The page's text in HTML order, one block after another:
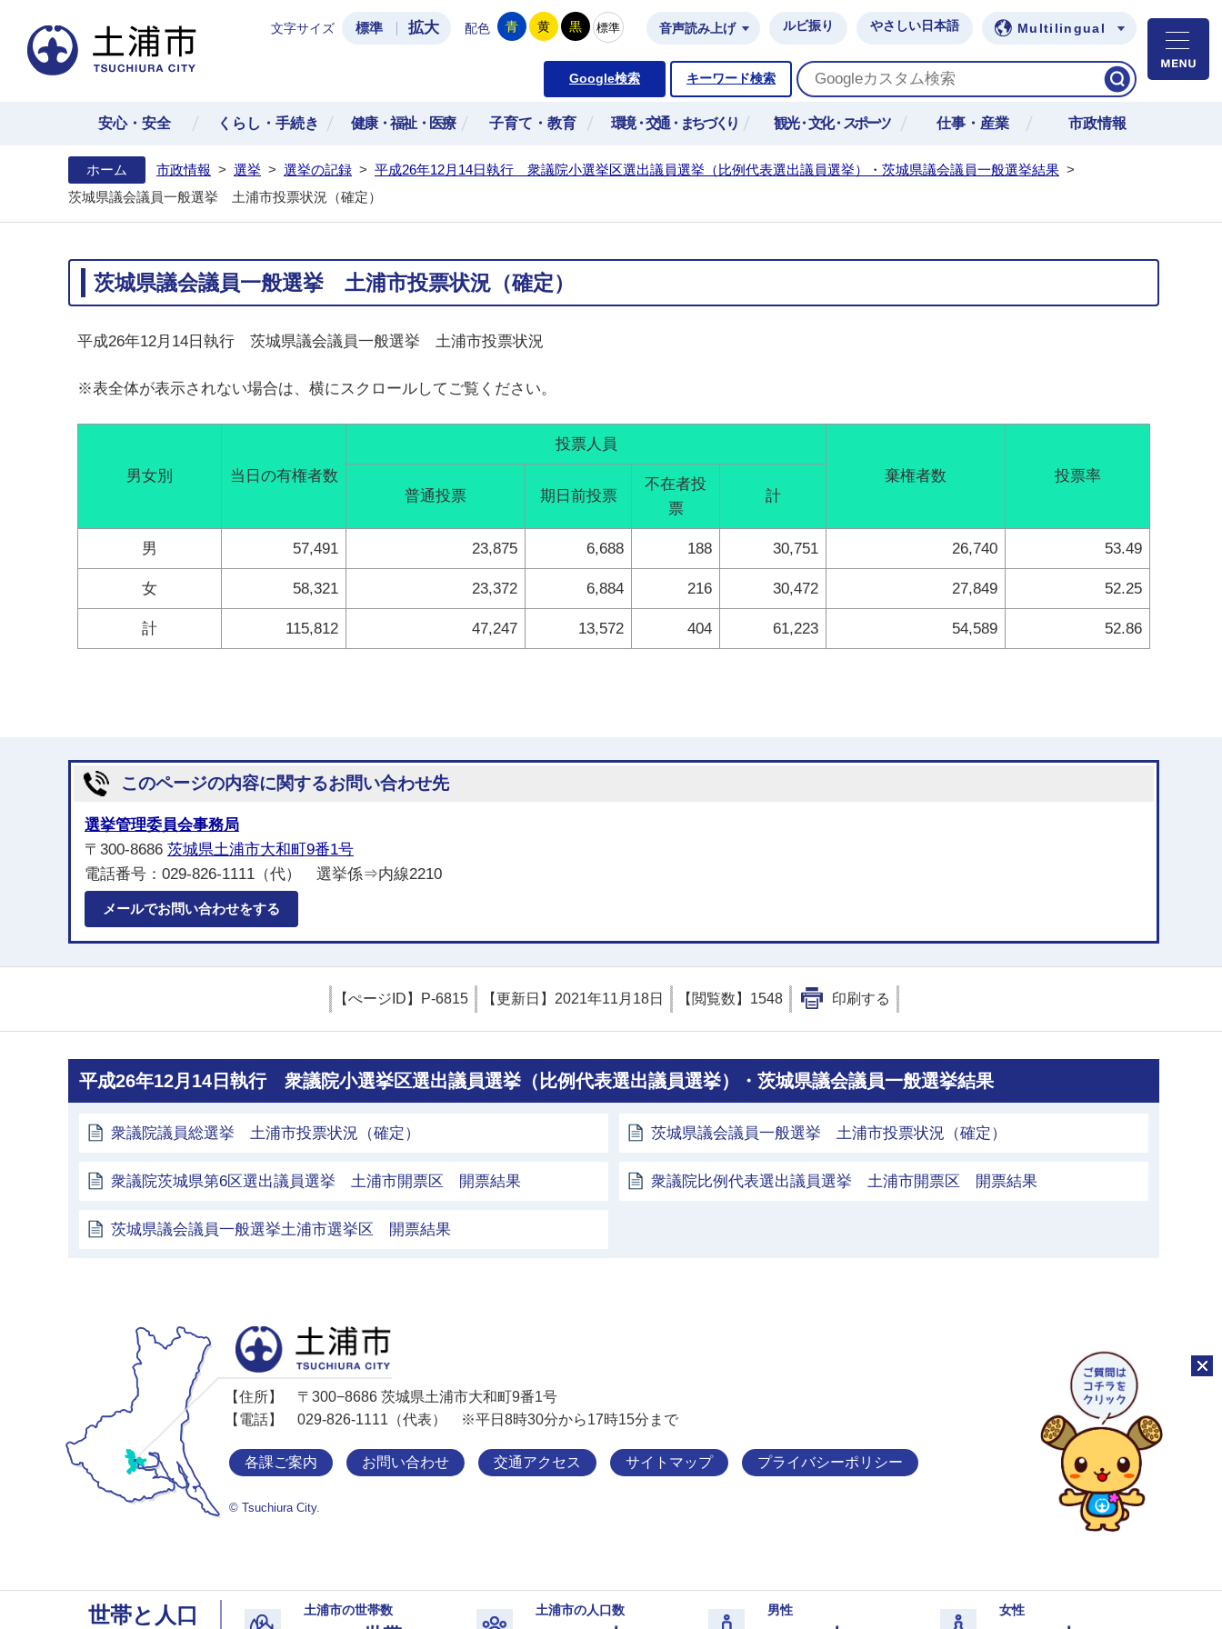
土浦市公式ホームページ
文字サイズ 標準 拡大 配色 青 黄 黒 標準 音声読み上げ ルビ振り やさしい日本語 Multilingual
Google検索 キーワード検索
安心・安全 くらし・手続き 健康・福祉・医療 子育て・教育 環境・交通・まちづくり 観光・文化・スポーツ 仕事・産業 市政情報
ホーム 市政情報 > 選挙 > 選挙の記録 > 平成26年12月14日執行 衆議院小選挙区選出議員選挙（比例代表選出議員選挙）・茨城県議会議員一般選挙結果 >
茨城県議会議員一般選挙 土浦市投票状況（確定）
茨城県議会議員一般選挙 土浦市投票状況（確定）
平成26年12月14日執行 茨城県議会議員一般選挙 土浦市投票状況
※表全体が表示されない場合は、横にスクロールしてご覧ください。
男女別 当日の有権者数
投票人員
棄権者数
投票率
普通投票
期日前投票
不在者投
票
計
男 57,491 23,875 6,688 188 30,751 26,740 53.49
女 58,321 23,372 6,884 216 30,472 27,849 52.25
計 115,812 47,247 13,572 404 61,223 54,589 52.86
このページの内容に関するお問い合わせ先
選挙管理委員会事務局
〒300-8686 茨城県土浦市大和町9番1号
電話番号：029-826-1111（代） 選挙係⇒内線2210
メールでお問い合わせをする
【ぺージID】 P-6815 【更新日】 2021年11月18日 【閲覧数】 1548 印刷する
平成26年12月14日執行 衆議院小選挙区選出議員選挙（比例代表選出議員選挙）・茨城県議会議員一般選挙結果
衆議院議員総選挙 土浦市投票状況（確定） 茨城県議会議員一般選挙 土浦市投票状況（確定）
衆議院茨城県第6区選出議員選挙 土浦市開票区 開票結果 衆議院比例代表選出議員選挙 土浦市開票区 開票結果
茨城県議会議員一般選挙土浦市選挙区 開票結果
【住所】
〒300−8686 茨城県土浦市大和町9番1号
【電話】
029-826-1111（代表） ※平日8時30分から17時15分まで
各課ご案内 お問い合わせ 交通アクセス サイトマップ プライバシーポリシー
© Tsuchiura City.
チャ